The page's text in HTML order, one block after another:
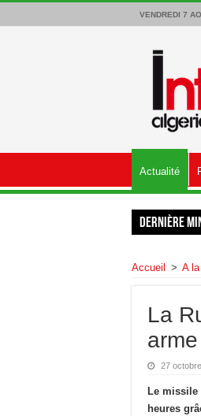
VENDREDI 7
Actualité
Dernière
Accueil > A
La
27
Le missile
heures